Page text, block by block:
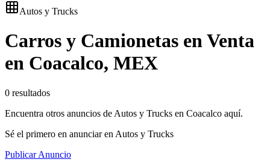
Autos y Trucks
Carros y Camionetas en Venta
en Coacalco, MEX
0 resultados
Encuentra otros anuncios de Autos y Trucks en Coacalco aquí.
Sé el primero en anunciar en Autos y Trucks
Publicar Anuncio